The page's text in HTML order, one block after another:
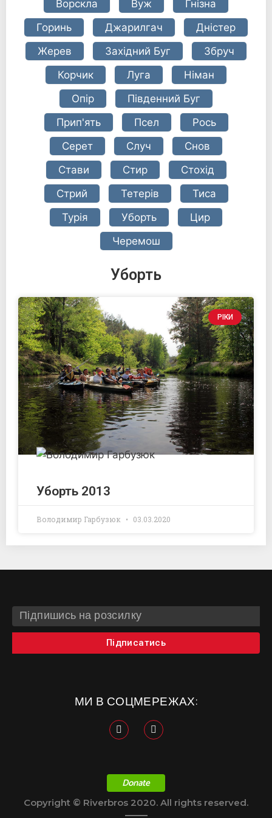
Ворскла
Вуж
Гнізна
Горинь
Джарилгач
Дністер
Жерев
Західний Буг
Збруч
Корчик
Луга
Німан
Опір
Південний Буг
Прип'ять
Псел
Рось
Серет
Случ
Снов
Стави
Стир
Стохід
Стрий
Тетерів
Тиса
Турія
Уборть
Цир
Черемош
Уборть
РІКИ
Уборть 2013
Володимир Гарбузюк 03.03.2020
Підписатись
МИ В СОЦМЕРЕЖАХ:
Donate
Copyright © Riverbros 2020. All rights reserved.